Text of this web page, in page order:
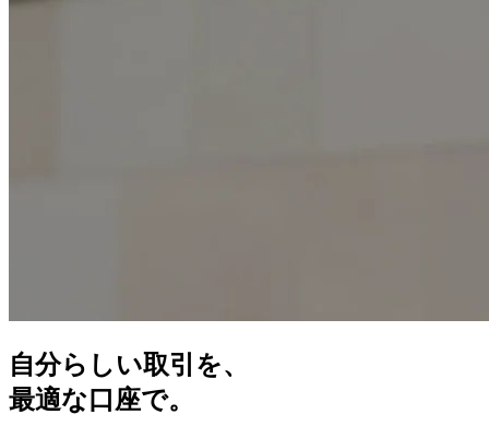
自分らしい取引を、
最適な口座で。